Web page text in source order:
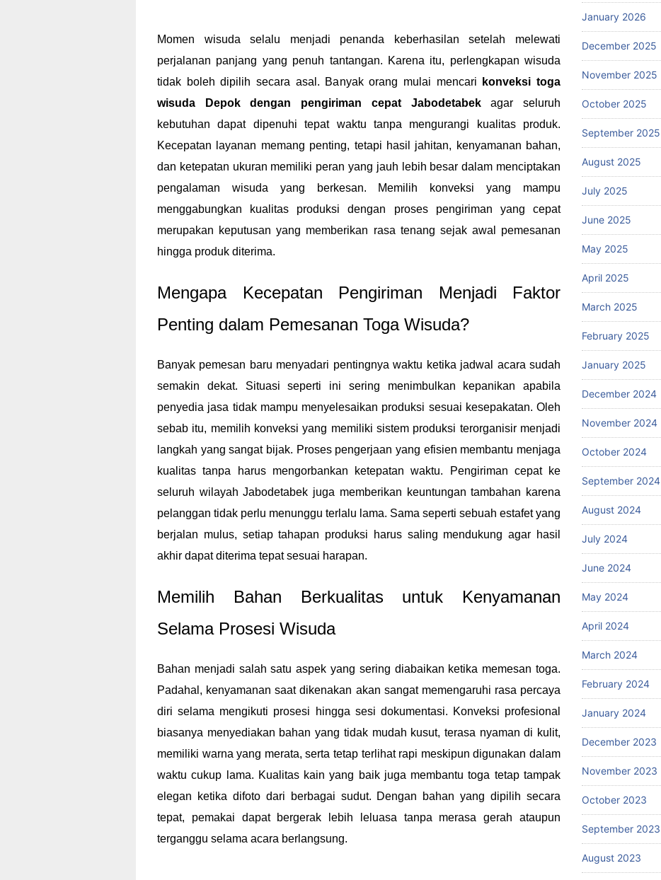
Momen wisuda selalu menjadi penanda keberhasilan setelah melewati
perjalanan panjang yang penuh tantangan. Karena itu, perlengkapan wisuda
tidak boleh dipilih secara asal. Banyak orang mulai mencari
konveksi toga
wisuda Depok dengan pengiriman cepat Jabodetabekagar seluruh
kebutuhan dapat dipenuhi tepat waktu tanpa mengurangi kualitas produk.
Kecepatan layanan memang penting, tetapi hasil jahitan, kenyamanan bahan,
dan ketepatan ukuran memiliki peran yang jauh lebih besar dalam menciptakan
pengalaman wisuda yang berkesan. Memilih konveksi yang mampu
menggabungkan kualitas produksi dengan proses pengiriman yang cepat
merupakan keputusan yang memberikan rasa tenang sejak awal pemesanan
hingga produk diterima.
Mengapa Kecepatan Pengiriman Menjadi Faktor
Penting dalam Pemesanan Toga Wisuda?
Banyak pemesan baru menyadari pentingnya waktu ketika jadwal acara sudah
semakin dekat. Situasi seperti ini sering menimbulkan kepanikan apabila
penyedia jasa tidak mampu menyelesaikan produksi sesuai kesepakatan. Oleh
sebab itu, memilih konveksi yang memiliki sistem produksi terorganisir menjadi
langkah yang sangat bijak. Proses pengerjaan yang efisien membantu menjaga
kualitas tanpa harus mengorbankan ketepatan waktu. Pengiriman cepat ke
seluruh wilayah Jabodetabek juga memberikan keuntungan tambahan karena
pelanggan tidak perlu menunggu terlalu lama. Sama seperti sebuah estafet yang
berjalan mulus, setiap tahapan produksi harus saling mendukung agar hasil
akhir dapat diterima tepat sesuai harapan.
Memilih Bahan Berkualitas untuk Kenyamanan
Selama Prosesi Wisuda
Bahan menjadi salah satu aspek yang sering diabaikan ketika memesan toga.
Padahal, kenyamanan saat dikenakan akan sangat memengaruhi rasa percaya
diri selama mengikuti prosesi hingga sesi dokumentasi. Konveksi profesional
biasanya menyediakan bahan yang tidak mudah kusut, terasa nyaman di kulit,
memiliki warna yang merata, serta tetap terlihat rapi meskipun digunakan dalam
waktu cukup lama. Kualitas kain yang baik juga membantu toga tetap tampak
elegan ketika difoto dari berbagai sudut. Dengan bahan yang dipilih secara
tepat, pemakai dapat bergerak lebih leluasa tanpa merasa gerah ataupun
terganggu selama acara berlangsung.
January 2026
December 2025
November 2025
October 2025
September 2025
August 2025
July 2025
June 2025
May 2025
April 2025
March 2025
February 2025
January 2025
December 2024
November 2024
October 2024
September 2024
August 2024
July 2024
June 2024
May 2024
April 2024
March 2024
February 2024
January 2024
December 2023
November 2023
October 2023
September 2023
August 2023